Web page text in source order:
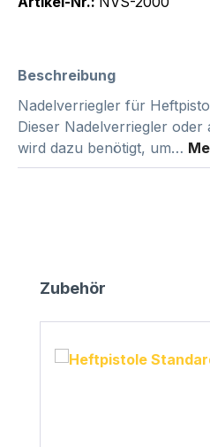
Beschreibung
Nadelverriegler für
Dieser Nadelverriegler oder
wird dazu benötigt, um…
Produktgalerie
Zubehör